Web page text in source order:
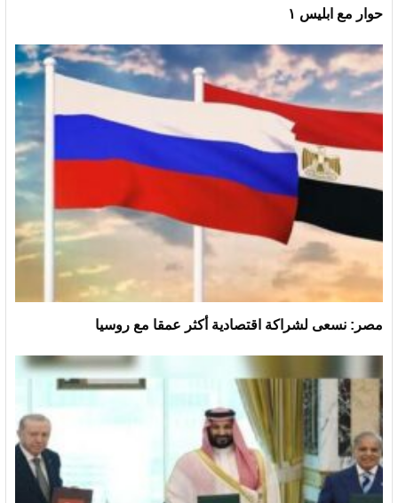
حوار مع ابليس ١
مصر: نسعى لشراكة اقتصادية أكثر عمقا مع روسيا